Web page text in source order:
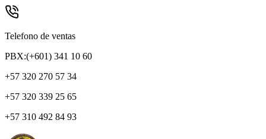
Telefono de ventas
PBX:(+601) 341 10 60
+57 320 270 57 34
+57 320 339 25 65
+57 310 492 84 93